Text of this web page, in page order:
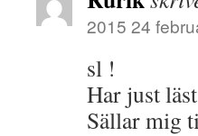
2015 24
sl !
Har just
Sällar mig